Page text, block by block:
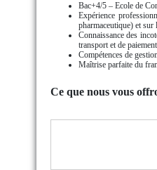
Bac+4/5 – Ecole de
Expérience
pharmaceutique) et sur
Connaissance des
transport et de
Compétences de
Maîtrise parfaite du
Ce que nous vous